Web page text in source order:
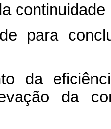
para
da
da